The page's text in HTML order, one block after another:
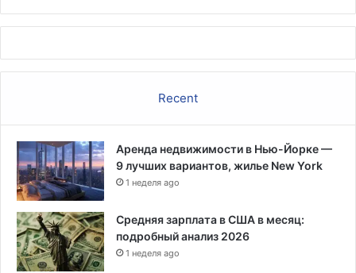
о
з
ч
а
р
т
е
р
н
Recent
Аренда недвижимости в Нью-Йорке —
9 лучших вариантов, жилье New York
1 неделя ago
Средняя зарплата в США в месяц:
подробный анализ 2026
1 неделя ago